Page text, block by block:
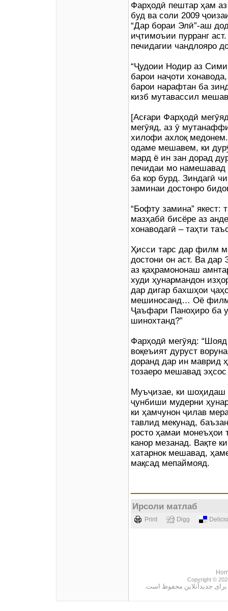
Фарҳодӣ пештар ҳам
буд ва соли 2009
“Дар бораи Элӣ”-аш
иҷтимоъии пурранг
печидагии чандлояро
“Ҷудоии Нодир аз
барои наҷоти
барои нарафтан ба
кизб мутавассил
[Асғари Фарҳодӣ
мегӯяд, аз ӯ
хилофи ахлоқ
одаме мешавем, ки
мард ё ин зан дорад
печидаи мо намешавад
ба кор бурд. Зиндагӣ
заминаи достонро
“Бофту замина” якест:
мазҳабӣ бисёре аз
хонаводагӣ – таҳти
Ҳисси тарс дар филм
достони он аст. Ва
аз қаҳрамононаш
худи ҳунармандон
дар дигар бахшҳои
мешиносанд… Оё
Ҷаъфари Паноҳиро ба
шинохтанд?”
Фарҳодӣ мегӯяд:
воқеъият дуруст
доранд дар ин маврид
тозаеро мешавад
Муъҷизае, ки шоҳидаш
ҷунбиши мудерни
ки ҳамчунон ҷилав
тавлид мекунад,
росто ҳамаи монеъҳои
канор мезанад. Вақте
хатарнок мешавад,
мақсад мепаймояд.
Ирсоли матлаб
Print Digg
Copyright ©
جديدآنلاين محفوظ است.